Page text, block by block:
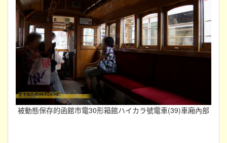
被動態保存的函館市電30形箱館ハイカラ號電車(39)車廂內部